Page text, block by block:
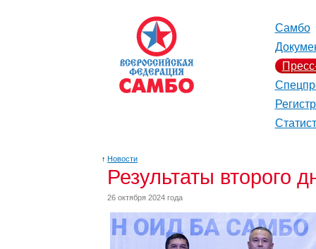
Самбо
↑ Новости
Результаты второго
26 октября 2024 года